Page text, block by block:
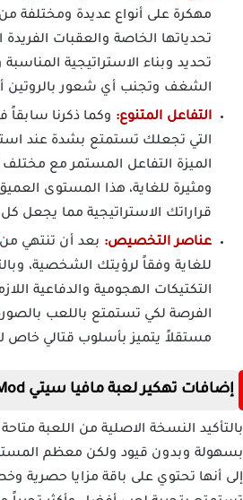
مهكرة على أنواع عديدة ومختلفة
تحدياتها الخاصة والعقبات
تحديد وبناء الاستراتيجية
الشغف وتجنب أي شعور بالروتين
التفاعل المتنوع:
التي تجعلك تستمتع بشدة عند
الميزة التفاعل المستمر مع
ومثيرة للغاية، هذا المستوى
قراراتك الاستراتيجية مما يجعل
عناصر التخصيص: بعد أن تنتهي من
للغاية وفقاً لرؤيتك الشخصية،
التكتيكات الهجومية والدفاعية
الفرصة لكي تستمتع باللعب
مستقلاً يتميز بأسلوب قتالي خاص
إضافات تهكير لعبة مافيا سيتي Mafia City Apk Mod
بالتأكيد النسخة الاصلية من اللعبة
بسهولة وبدون قيود ولكن معظم
إلى أنها تحتوي على باقة مزايا حصرية